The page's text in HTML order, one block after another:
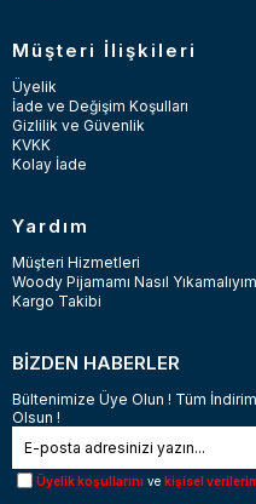
Müşteri İlişkileri
Üyelik
İade ve Değişim Koşulları
Gizlilik ve Güvenlik
KVKK
Kolay İade
Yardım
Müşteri Hizmetleri
Woody Pijamamı Nasıl
Kargo Takibi
BİZDEN HABERLER
Bültenimize Üye Olun ! Tüm
Olsun !
Üyelik koşullarını ve kişisel